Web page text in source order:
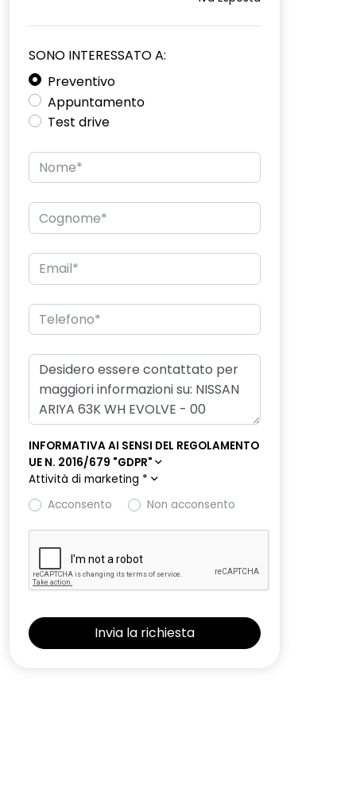
SONO INTERESSATO A:
Preventivo
Appuntamento
Test drive
INFORMATIVA AI SENSI DEL REGOLAMENTO
UE N. 2016/679 "GDPR"
Attività di marketing *
Acconsento
Non acconsento